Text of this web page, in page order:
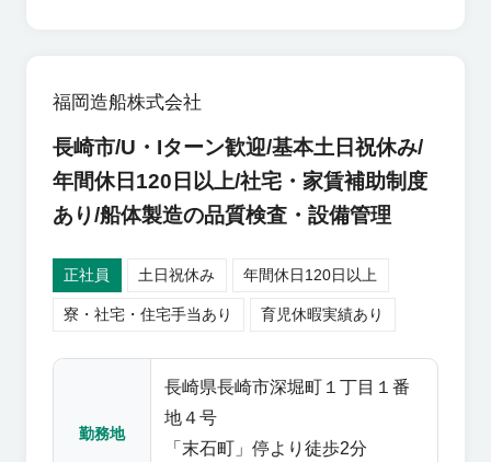
福岡造船株式会社
長崎市/U・Iターン歓迎/基本土日祝休み/
年間休日120日以上/社宅・家賃補助制度
あり/船体製造の品質検査・設備管理
正社員 土日祝休み 年間休日120日以上
寮・社宅・住宅手当あり 育児休暇実績あり
勤務地
長崎県長崎市深堀町１丁目１番
地４号
「末石町」停より徒歩2分